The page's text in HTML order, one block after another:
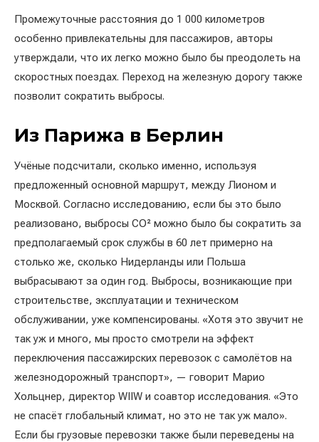
Промежуточные расстояния до 1 000 километров
особенно привлекательны для пассажиров, авторы
утверждали, что их легко можно было бы преодолеть на
скоростных поездах. Переход на железную дорогу также
позволит сократить выбросы.
Из Парижа в Берлин
Учёные подсчитали, сколько именно, используя
предложенный основной маршрут, между Лионом и
Москвой. Согласно исследованию, если бы это было
реализовано, выбросы CO² можно было бы сократить за
предполагаемый срок службы в 60 лет примерно на
столько же, сколько Нидерланды или Польша
выбрасывают за один год. Выбросы, возникающие при
строительстве, эксплуатации и техническом
обслуживании, уже компенсированы. «Хотя это звучит не
так уж и много, мы просто смотрели на эффект
переключения пассажирских перевозок с самолётов на
железнодорожный транспорт», — говорит Марио
Хольцнер, директор WIIW и соавтор исследования. «Это
не спасёт глобальный климат, но это не так уж мало».
Если бы грузовые перевозки также были переведены на